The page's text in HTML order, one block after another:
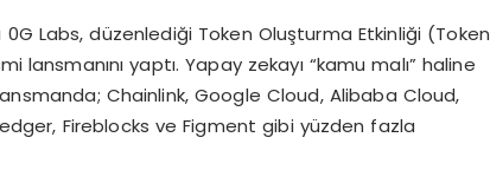
Labs, düzenlediği Token Oluşturma Etkinliği (Token
yaptı. Yapay zekayı “kamu malı” haline
Chainlink, Google Cloud, Alibaba Cloud,
Fireblocks ve Figment gibi yüzden fazla